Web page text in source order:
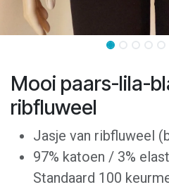
Mooi paars-lila-
ribfluweel
Jasje van ribfluweel
97% katoen / 3%
Standaard 100